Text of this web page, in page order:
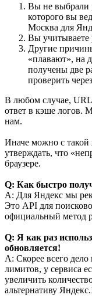
Вы не выбрали
которого вы
Москва для
Вы учитываете
Другие
«плавают», на
получены две
проверить
В любом случае, URL
ответ в кэше логов.
нам.
Иначе можно с
утверждать, что
браузере.
Q: Как быстро
A: Для Яндекс мы
Это API для
официальный метод
Q: Я как раз
обновляется!
A: Скорее всего
лимитов, у сервиса
увеличить
альтернативу